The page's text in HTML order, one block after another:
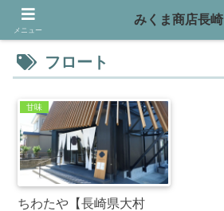
フロート
甘味
ちわたや【長崎県大村
メニュー
みくま商店長崎